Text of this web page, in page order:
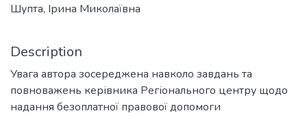
Шупта, Ірина Миколаївна
Description
Увага автора зосереджена навколо завдань та
повноважень керівника Регіонального центру щодо
надання безоплатної правової допомоги